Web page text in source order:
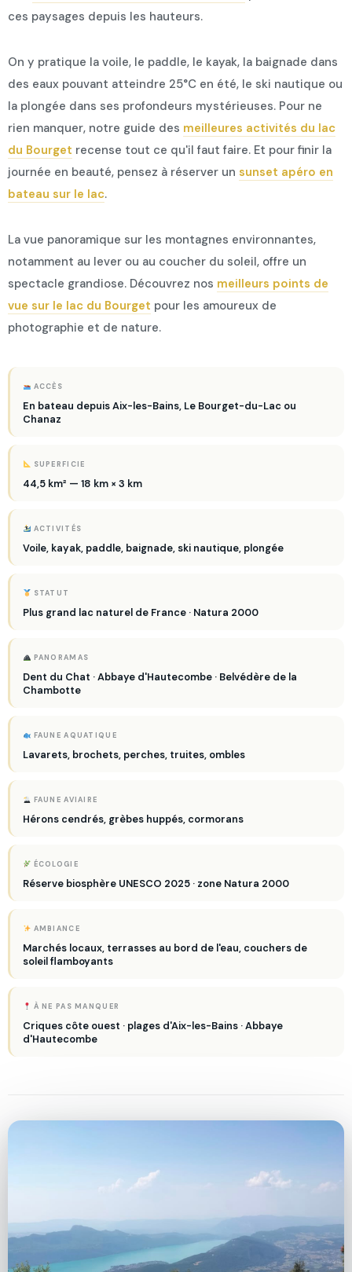
ces paysages depuis les hauteurs.
On y pratique la voile, le paddle, le kayak, la baignade dans
des eaux pouvant atteindre 25°C en été, le ski nautique ou
la plongée dans ses profondeurs mystérieuses. Pour ne
rien manquer, notre guide des meilleures activités du lac
du Bourget recense tout ce qu'il faut faire. Et pour finir la
journée en beauté, pensez à réserver un sunset apéro en
bateau sur le lac.
La vue panoramique sur les montagnes environnantes,
notamment au lever ou au coucher du soleil, offre un
spectacle grandiose. Découvrez nos meilleurs points de
vue sur le lac du Bourget pour les amoureux de
photographie et de nature.
ACCÈS
En bateau depuis Aix-les-Bains, Le Bourget-du-Lac ou
Chanaz
SUPERFICIE
44,5 km² — 18 km × 3 km
ACTIVITÉS
Voile, kayak, paddle, baignade, ski nautique, plongée
STATUT
Plus grand lac naturel de France · Natura 2000
PANORAMAS
Dent du Chat · Abbaye d'Hautecombe · Belvédère de la
Chambotte
FAUNE AQUATIQUE
Lavarets, brochets, perches, truites, ombles
FAUNE AVIAIRE
Hérons cendrés, grèbes huppés, cormorans
ÉCOLOGIE
Réserve biosphère UNESCO 2025 · zone Natura 2000
AMBIANCE
Marchés locaux, terrasses au bord de l'eau, couchers de
soleil flamboyants
À NE PAS MANQUER
Criques côte ouest · plages d'Aix-les-Bains · Abbaye
d'Hautecombe